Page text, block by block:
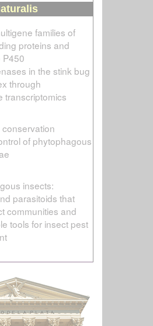
families of
proteins and
P450
in the stink bug
through
transcriptomics
conservation
of phytophagous
insects:
parasitoids that
communities and
tools for insect pest